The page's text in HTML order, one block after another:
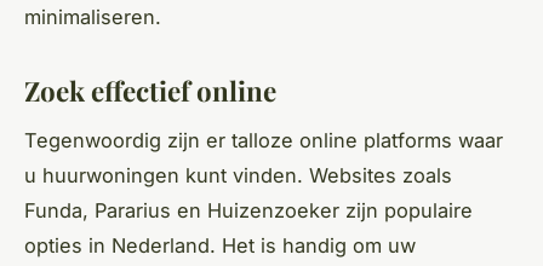
minimaliseren.
Zoek effectief online
Tegenwoordig zijn er talloze online platforms waar
u huurwoningen kunt vinden. Websites zoals
Funda, Pararius en Huizenzoeker zijn populaire
opties in Nederland. Het is handig om uw